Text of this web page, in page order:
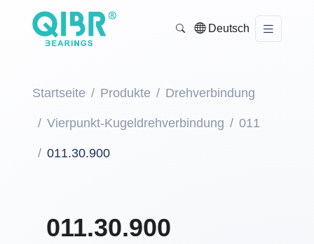
Deutsch
Startseite Produkte Drehverbindung
Vierpunkt-Kugeldrehverbindung 011
011.30.900
011.30.900